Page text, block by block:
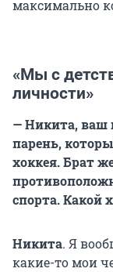
максимально
«Мы с
личности»
— Никита, ваш
парень,
хоккея. Брат
спорта. Какой
Никита. Я
какие-то мои